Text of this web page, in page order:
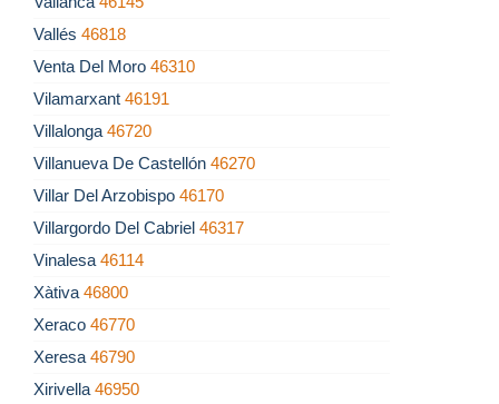
Vallés 46818
Venta Del Moro 46310
Vilamarxant 46191
Villalonga 46720
Villanueva De Castellón 46270
Villar Del Arzobispo 46170
Villargordo Del Cabriel 46317
Vinalesa 46114
Xàtiva 46800
Xeraco 46770
Xeresa 46790
Xirivella 46950